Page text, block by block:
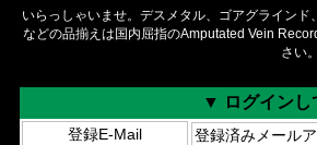
いらっしゃいませ。デスメタル、ゴアグライン
などの品揃えは国内屈指のAmputated Vein
さい。
▼ ログインし
登録E-Mail